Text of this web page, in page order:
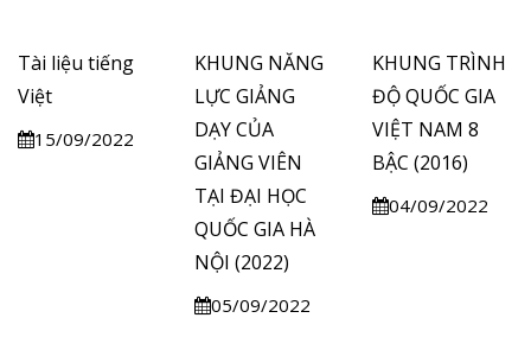
Tài liệu tiếng
Việt
15/09/2022
KHUNG NĂNG
LỰC GIẢNG
DẠY CỦA
GIẢNG VIÊN
TẠI ĐẠI HỌC
QUỐC GIA HÀ
NỘI (2022)
05/09/2022
KHUNG TRÌNH
ĐỘ QUỐC GIA
VIỆT NAM 8
BẬC (2016)
04/09/2022